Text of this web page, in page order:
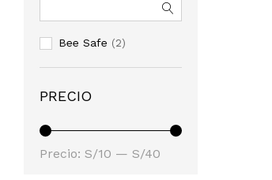
Bee Safe (2)
PRECIO
Precio: S/10 — S/40